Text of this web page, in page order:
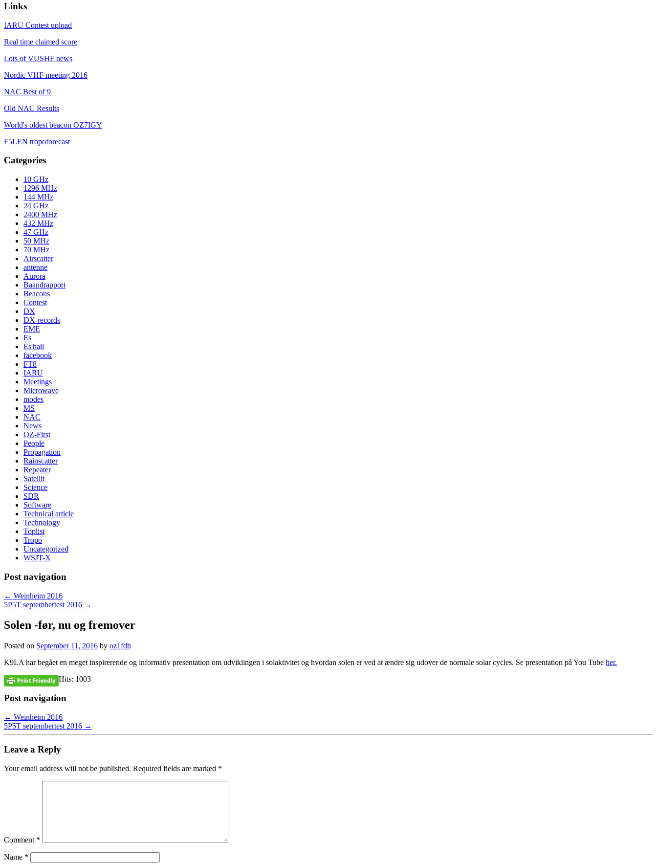
Links
IARU Contest upload
Real time claimed score
Lots of VUSHF news
Nordic VHF meeting 2016
NAC Best of 9
Old NAC Results
World's oldest beacon OZ7IGY
F5LEN tropoforecast
Categories
10 GHz
1296 MHz
144 MHz
24 GHz
2400 MHz
432 MHz
47 GHz
50 MHz
70 MHz
Airscatter
antenne
Aurora
Baandrapport
Beacons
Contest
DX
DX-records
EME
Es
Es'hail
facebook
FT8
IARU
Meetings
Microwave
modes
MS
NAC
News
OZ-First
People
Propagation
Rainscatter
Repeater
Satellit
Science
SDR
Software
Technical article
Technology
Toplist
Tropo
Uncategorized
WSJT-X
Post navigation
← Weinheim 2016
5P5T septembertest 2016 →
Solen -før, nu og fremover
Posted on September 11, 2016 by oz1fdh
K9LA har begået en meget inspirerende og informativ presentation om udviklingen i solaktivitet og hvordan solen er ved at ændre sig udover de normale solar cycles. Se presentation på You Tube her.
Hits: 1003
Post navigation
← Weinheim 2016
5P5T septembertest 2016 →
Leave a Reply
Your email address will not be published. Required fields are marked *
Comment *
Name *